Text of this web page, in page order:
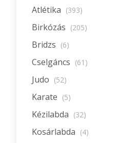
Atlétika (393)
Birkózás (205)
Bridzs (6)
Cselgáncs (61)
Judo (52)
Karate (5)
Kézilabda (32)
Kosárlabda (4)